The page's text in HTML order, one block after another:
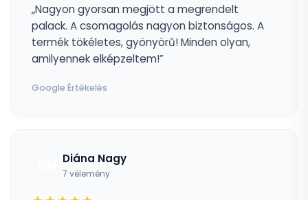
„Nagyon gyorsan megjött a megrendelt
palack. A csomagolás nagyon biztonságos. A
termék tökéletes, gyönyörű! Minden olyan,
amilyennek elképzeltem!”
Google Értékelés
Diána Nagy
7 vélemény